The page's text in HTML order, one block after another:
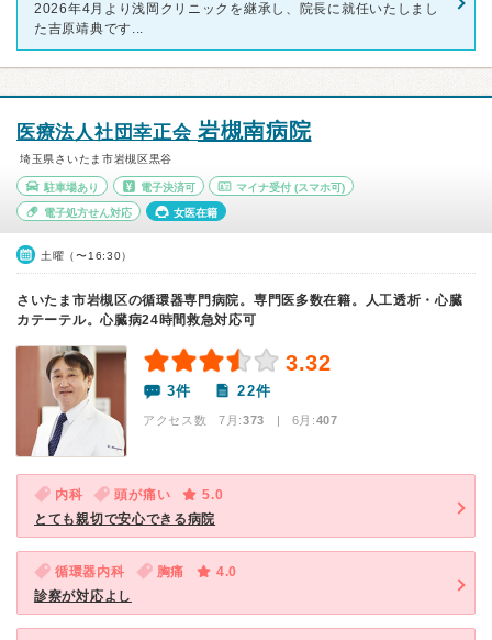
2026年4月より浅岡クリニックを継承し、院長に就任いたしまし
た吉原靖典です...
医療法人社団幸正会 岩槻南病院
埼玉県さいたま市岩槻区黒谷
駐車場あり 電子決済可 マイナ受付 (スマホ可)
電子処方せん対応 女医在籍
土曜（〜16:30）
さいたま市岩槻区の循環器専門病院。専門医多数在籍。人工透析・心臓
カテーテル。心臓病24時間救急対応可
3.32
3件 22件
アクセス数 7月:373 | 6月:407
内科 頭が痛い
5.0
とても親切で安心できる病院
循環器内科 胸痛
4.0
診察が対応よし